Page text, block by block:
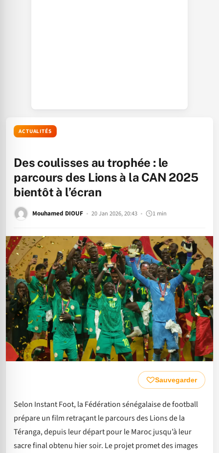
ACTUALITÉS
Des coulisses au trophée : le
parcours des Lions à la CAN 2025
bientôt à l’écran
Mouhamed DIOUF 20 Jan 2026, 20:43 1 min
Sauvegarder
Selon Instant Foot, la Fédération sénégalaise de football
prépare un film retraçant le parcours des Lions de la
Téranga, depuis leur départ pour le Maroc jusqu’à leur
sacre final obtenu hier soir. Le projet promet des images